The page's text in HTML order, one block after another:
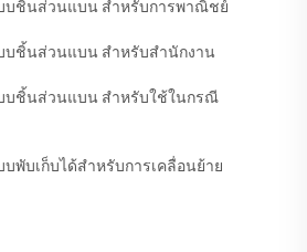
บชิ้นส่วนแบน สำหรับการพาณิชย์
บชิ้นส่วนแบน สำหรับสำนักงาน
บชิ้นส่วนแบน สำหรับใช้ในกรณี
พับเก็บได้สำหรับการเคลื่อนย้าย